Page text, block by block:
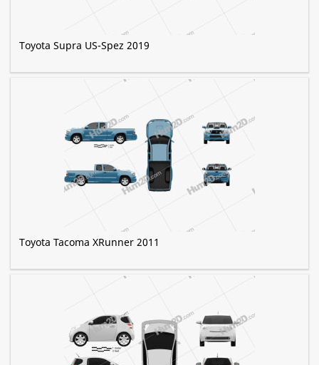
Toyota Supra US-Spez 2019
Toyota Tacoma XRunner 2011